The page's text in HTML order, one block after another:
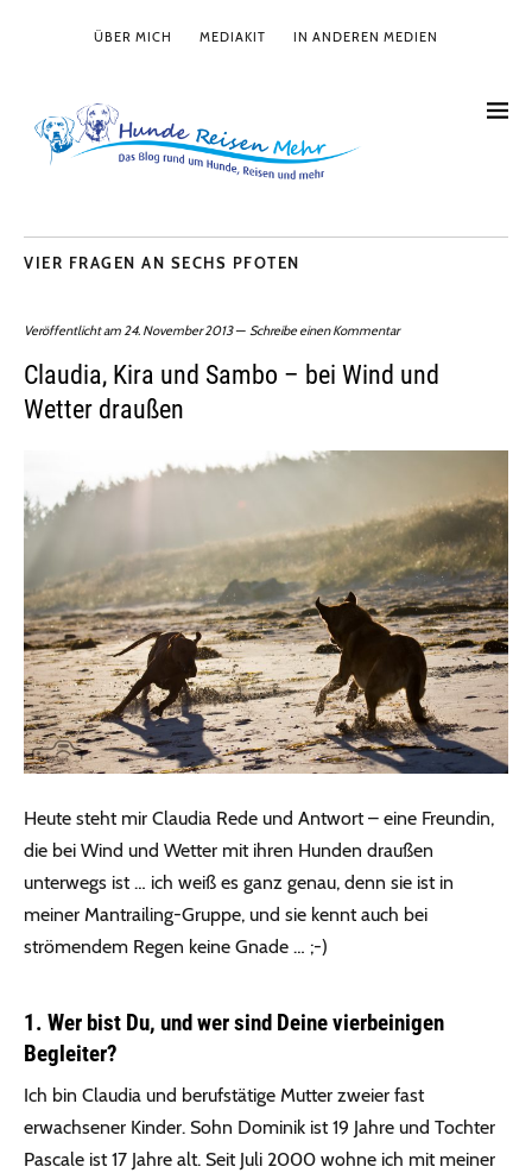
ÜBER MICH MEDIAKIT IN ANDEREN MEDIEN
VIER FRAGEN AN SECHS PFOTEN
Veröffentlicht am 24. November 2013 Schreibe einen Kommentar
Claudia, Kira und Sambo – bei Wind und
Wetter draußen
Heute steht mir Claudia Rede und Antwort – eine Freundin,
die bei Wind und Wetter mit ihren Hunden draußen
unterwegs ist … ich weiß es ganz genau, denn sie ist in
meiner Mantrailing-Gruppe, und sie kennt auch bei
strömendem Regen keine Gnade … ;-)
1. Wer bist Du, und wer sind Deine vierbeinigen
Begleiter?
Ich bin Claudia und berufstätige Mutter zweier fast
erwachsener Kinder. Sohn Dominik ist 19 Jahre und Tochter
Pascale ist 17 Jahre alt. Seit Juli 2000 wohne ich mit meiner